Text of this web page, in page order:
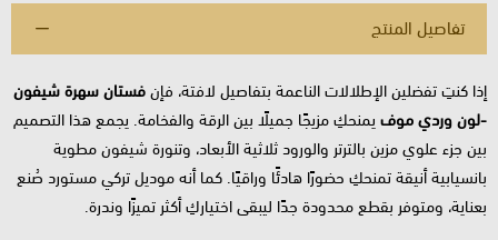
تفاصيل المنتج
إذا كنتِ تفضلين الإطلالات الناعمة بتفاصيل لافتة، فإنفستان سهرة شيفون
-لون وردي موف يمنحكِ مزيجًا جميلًا بين الرقة والفخامة. يجمع هذا التصميم
بين جزء علوي مزين بالترتر والورود ثلاثية الأبعاد، وتنورة شيفون مطوية
بانسيابية أنيقة تمنحكِ حضورًا هادئًا وراقيًا. كما أنه موديل تركي مستورد صُنع
بعناية، ومتوفر بقطع محدودة جدًا ليبقى اختياركِ أكثر تميزًا وندرة.